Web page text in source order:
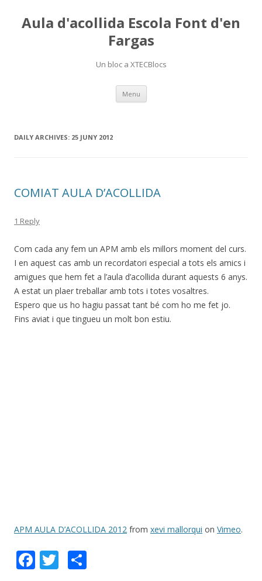
Aula d'acollida Escola Font d'en
Fargas
Un bloc a XTECBlocs
Menu Skip
content
DAILY ARCHIVES: 25 JUNY 2012
COMIAT AULA D’ACOLLIDA
1 Reply
Com cada any fem un APM amb els millors moment del curs.
I en aquest cas amb un recordatori especial a tots els amics i
amigues que hem fet a l’aula d’acollida durant aquests 6 anys.
A estat un plaer treballar amb tots i totes vosaltres.
Espero que us ho hagiu passat tant bé com ho me fet jo.
Fins aviat i que tingueu un molt bon estiu.
APM AULA D’ACOLLIDA 2012 from xevi mallorqui on Vimeo.
F T